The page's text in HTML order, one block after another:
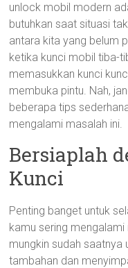
unlock mobil modern
butuhkan saat situasi
antara kita yang belum
ketika kunci mobil tiba-
memasukkan kunci
membuka pintu. Nah,
beberapa tips
mengalami masalah ini.
Bersiaplah
Kunci
Penting banget untuk
kamu sering
mungkin sudah saatnya
tambahan dan